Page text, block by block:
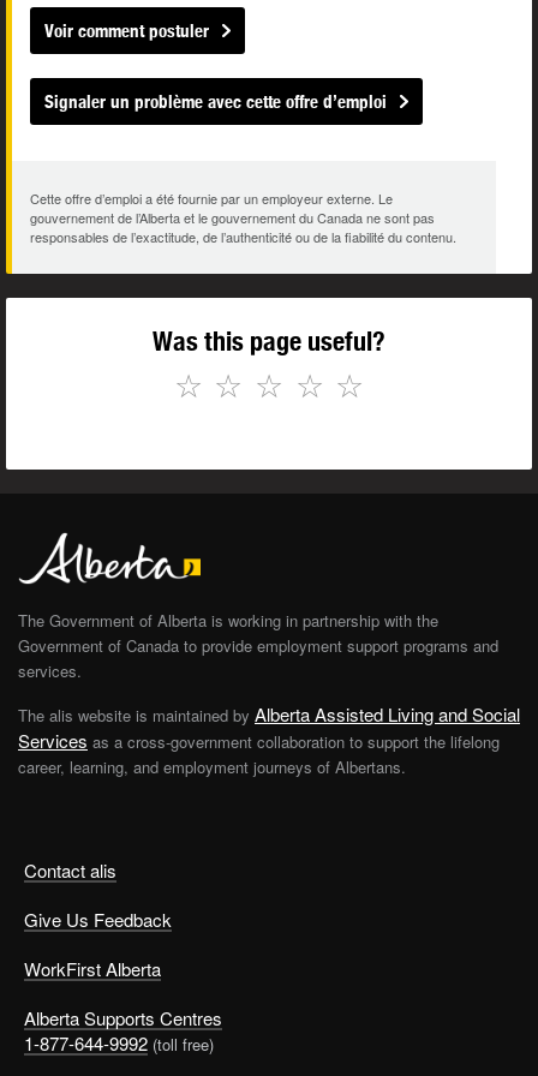
Voir comment postuler
Signaler un problème avec cette offre d’emploi
Cette offre d’emploi a été fournie par un employeur externe. Le
gouvernement de l’Alberta et le gouvernement du Canada ne sont pas
responsables de l’exactitude, de l’authenticité ou de la fiabilité du contenu.
Was this page useful?
☆
☆
☆
☆
☆
Contact alis
Give Us Feedback
WorkFirst Alberta
Alberta Supports Centres
1-877-644-9992 (toll free)
The Government of Alberta is working in partnership with the
Government of Canada to provide employment support programs and
services.
The alis website is maintained by Alberta Assisted Living and Social
Services as a cross-government collaboration to support the lifelong
career, learning, and employment journeys of Albertans.